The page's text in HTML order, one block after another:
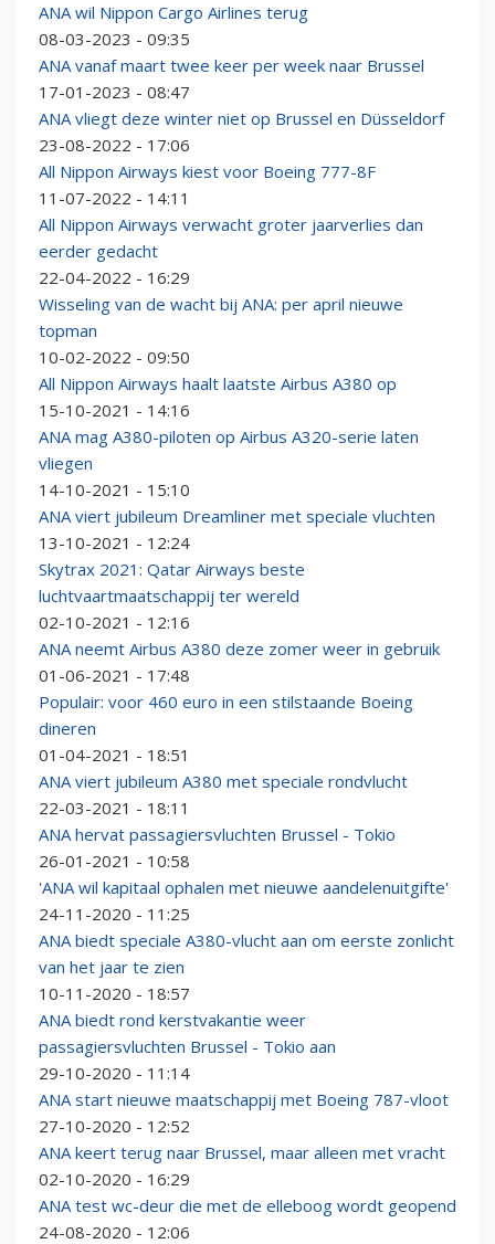
ANA wil Nippon Cargo Airlines terug
08-03-2023 - 09:35
ANA vanaf maart twee keer per week naar Brussel
17-01-2023 - 08:47
ANA vliegt deze winter niet op Brussel en Düsseldorf
23-08-2022 - 17:06
All Nippon Airways kiest voor Boeing 777-8F
11-07-2022 - 14:11
All Nippon Airways verwacht groter jaarverlies dan
eerder gedacht
22-04-2022 - 16:29
Wisseling van de wacht bij ANA: per april nieuwe
topman
10-02-2022 - 09:50
All Nippon Airways haalt laatste Airbus A380 op
15-10-2021 - 14:16
ANA mag A380-piloten op Airbus A320-serie laten
vliegen
14-10-2021 - 15:10
ANA viert jubileum Dreamliner met speciale vluchten
13-10-2021 - 12:24
Skytrax 2021: Qatar Airways beste
luchtvaartmaatschappij ter wereld
02-10-2021 - 12:16
ANA neemt Airbus A380 deze zomer weer in gebruik
01-06-2021 - 17:48
Populair: voor 460 euro in een stilstaande Boeing
dineren
01-04-2021 - 18:51
ANA viert jubileum A380 met speciale rondvlucht
22-03-2021 - 18:11
ANA hervat passagiersvluchten Brussel - Tokio
26-01-2021 - 10:58
'ANA wil kapitaal ophalen met nieuwe aandelenuitgifte'
24-11-2020 - 11:25
ANA biedt speciale A380-vlucht aan om eerste zonlicht
van het jaar te zien
10-11-2020 - 18:57
ANA biedt rond kerstvakantie weer
passagiersvluchten Brussel - Tokio aan
29-10-2020 - 11:14
ANA start nieuwe maatschappij met Boeing 787-vloot
27-10-2020 - 12:52
ANA keert terug naar Brussel, maar alleen met vracht
02-10-2020 - 16:29
ANA test wc-deur die met de elleboog wordt geopend
24-08-2020 - 12:06